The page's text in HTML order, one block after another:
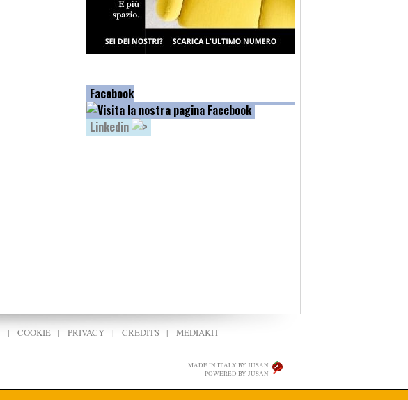
Facebook
Linkedin
| COOKIE|PRIVACY | CREDITS| MEDIAKIT
MADE IN ITALY BY JUSAN
POWERED BY JUSAN